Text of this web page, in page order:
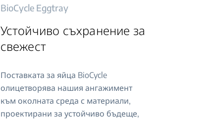
BioCycle Eggtray
Устойчиво съхранение за
свежест
Поставката за яйца BioCycle
олицетворява нашия ангажимент
към околната среда с материали,
проектирани за устойчиво бъдеще,